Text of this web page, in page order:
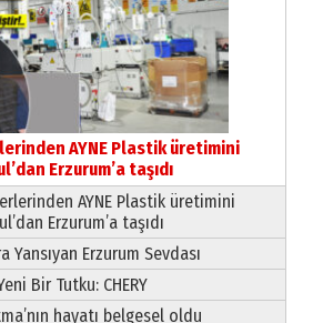
ERKON’da
taşırken,
aşağı
bir şehir, bir
Dizginler kimin
Yılmaz
DEĞİL, BİR ÖMÜR
“NEDEN
ÜNİVERSİTESİ?”
2026 Salı
YAZICI
AYNE Plastik üretimini
Erzurum’a taşıdı
AYNE Plastik üretimini
Erzurum’a taşıdı
Yansıyan Erzurum Sevdası
Bir Tutku: CHERY
hayatı belgesel oldu